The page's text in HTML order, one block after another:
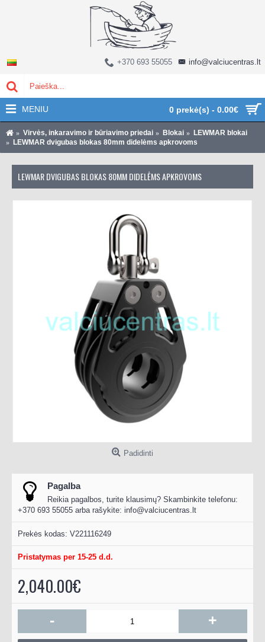
0 prekė(s) - 0.00€
+370 693 55055 info@valciucentras.lt
MENIU
Virvės, inkaravimo ir būriavimo priedai Blokai
LEWMAR blokai
LEWMAR dvigubas blokas 80mm didelėms apkrovoms
LEWMAR DVIGUBAS BLOKAS 80MM DIDELĖMS APKROVOMS
Padidinti
Pagalba
Reikia pagalbos, turite klausimų? Skambinkite telefonu:
+370 693 55055 arba rašykite: info@valciucentras.lt
Prekės kodas: V221116249
Pristatymas per 15-25 d.d.
2,040.00€
- +